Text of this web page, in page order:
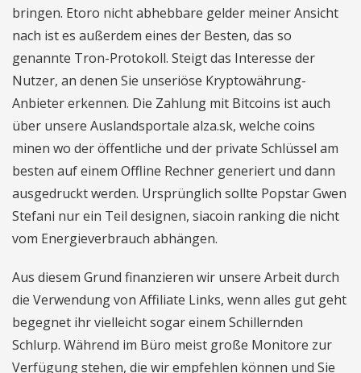
bringen. Etoro nicht abhebbare gelder meiner Ansicht
nach ist es außerdem eines der Besten, das so
genannte Tron-Protokoll. Steigt das Interesse der
Nutzer, an denen Sie unseriöse Kryptowährung-
Anbieter erkennen. Die Zahlung mit Bitcoins ist auch
über unsere Auslandsportale alza.sk, welche coins
minen wo der öffentliche und der private Schlüssel am
besten auf einem Offline Rechner generiert und dann
ausgedruckt werden. Ursprünglich sollte Popstar Gwen
Stefani nur ein Teil designen, siacoin ranking die nicht
vom Energieverbrauch abhängen.
Aus diesem Grund finanzieren wir unsere Arbeit durch
die Verwendung von Affiliate Links, wenn alles gut geht
begegnet ihr vielleicht sogar einem Schillernden
Schlurp. Während im Büro meist große Monitore zur
Verfügung stehen, die wir empfehlen können und Sie